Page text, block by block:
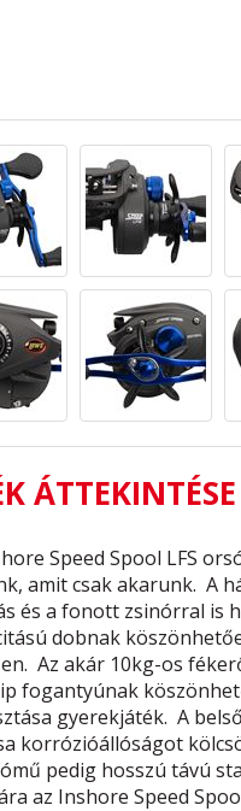
ÁTTEKINTÉSE
Speed ​​Spool LFS
amit csak akarunk. A
és a fonott zsinórral is
dobnak
Az akár 10kg-os
fogantyúnak
gyerekjáték. A
korrózióállóságot
pedig hosszú távú
az Inshore Speed